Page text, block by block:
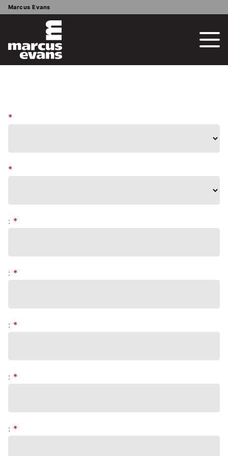
Marcus Evans
*
*
: *
: *
: *
: *
: *